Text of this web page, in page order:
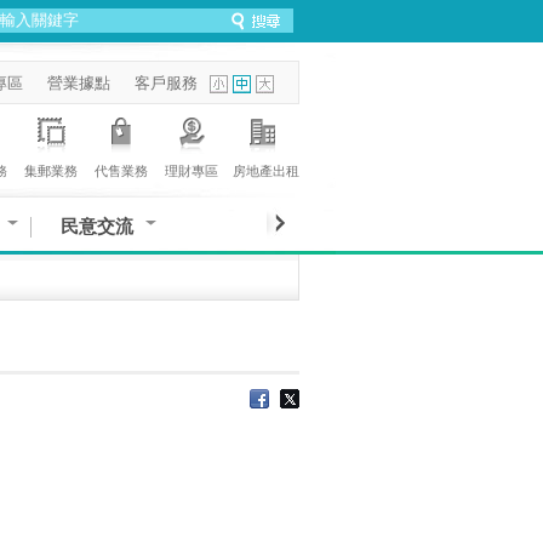
區 營業據點 客戶服務
集郵業務 代售業務 理財專區 房地產出租
民意交流